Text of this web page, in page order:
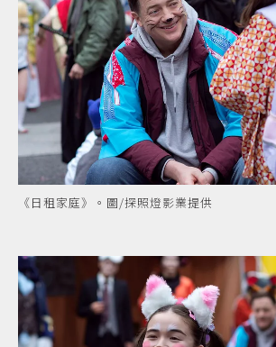
《日租家庭》。圖/探照燈影業提供